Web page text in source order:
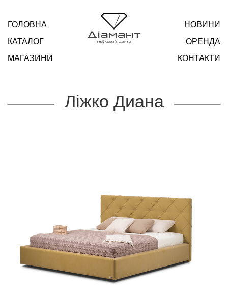
ГОЛОВНА
КАТАЛОГ
МАГАЗИНИ
НОВИНИ
ОРЕНДА
КОНТАКТИ
Ліжко Диана